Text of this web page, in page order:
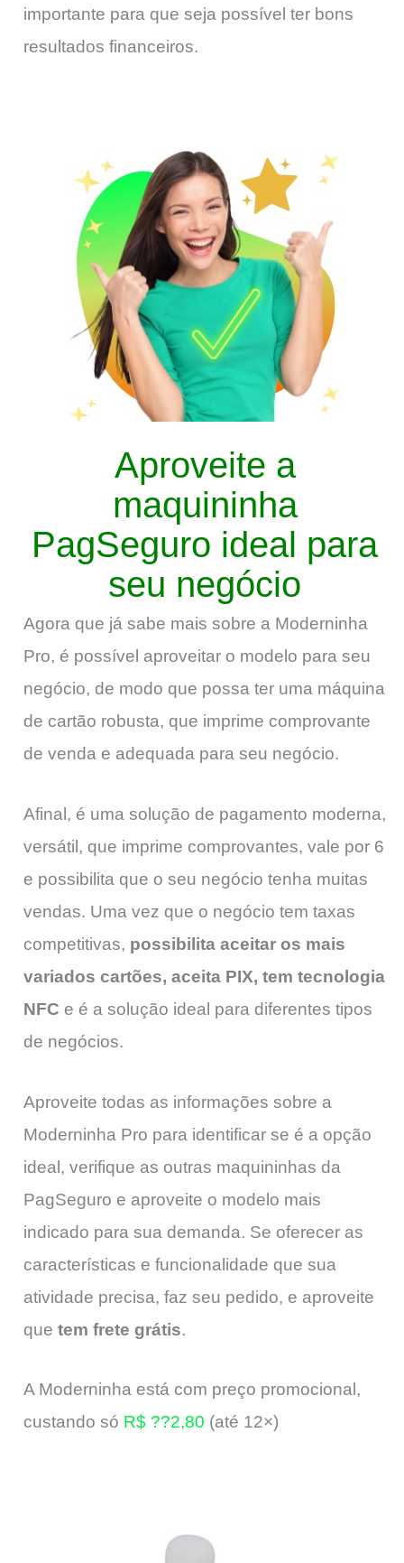
importante para que seja possível ter bons
resultados financeiros.
Aproveite a
maquininha
PagSeguro ideal para
seu negócio
Agora que já sabe mais sobre a Moderninha
Pro, é possível aproveitar o modelo para seu
negócio, de modo que possa ter uma máquina
de cartão robusta, que imprime comprovante
de venda e adequada para seu negócio.
Afinal, é uma solução de pagamento moderna,
versátil, que imprime comprovantes, vale por 6
e possibilita que o seu negócio tenha muitas
vendas. Uma vez que o negócio tem taxas
competitivas, possibilita aceitar os mais
variados cartões, aceita PIX, tem tecnologia
NFC e é a solução ideal para diferentes tipos
de negócios.
Aproveite todas as informações sobre a
Moderninha Pro para identificar se é a opção
ideal, verifique as outras maquininhas da
PagSeguro e aproveite o modelo mais
indicado para sua demanda. Se oferecer as
características e funcionalidade que sua
atividade precisa, faz seu pedido, e aproveite
que tem frete grátis.
A Moderninha está com preço promocional,
custando só R$ ??2,80 (até 12×)